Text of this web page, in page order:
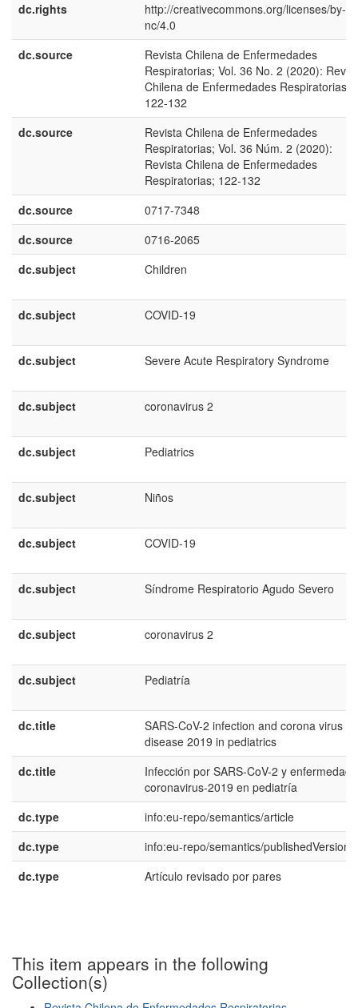
dc.rights
http://creativecommons.org/licenses/by-
nc/4.0
dc.source
Revista Chilena de Enfermedades
Respiratorias; Vol. 36 No. 2 (2020):
Chilena de Enfermedades Respiratorias;
122-132
dc.source
Revista Chilena de Enfermedades
Respiratorias; Vol. 36 Núm. 2 (2020):
Revista Chilena de Enfermedades
Respiratorias; 122-132
dc.source
0717-7348
dc.source
0716-2065
dc.subject
Children
dc.subject COVID-19
dc.subject Severe Acute Respiratory Syndrome
dc.subject coronavirus 2
dc.subject Pediatrics
dc.subject Niños
dc.subject COVID-19
dc.subject Síndrome Respiratorio Agudo Severo
dc.subject coronavirus 2
dc.subject Pediatría
dc.title
SARS-CoV-2 infection and corona virus
disease 2019 in pediatrics
dc.title
Infección por SARS-CoV-2 y enfermedad
coronavirus-2019 en pediatría
dc.type
info:eu-repo/semantics/article
dc.type
info:eu-repo/semantics/publishedVersion
dc.type
Artículo revisado por pares
This item appears in the following
Collection(s)